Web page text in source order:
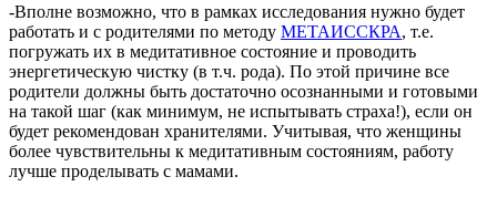
-Вполне возможно, что в рамках исследования нужно будет
работать и с родителями по методу МЕТАИССКРА, т.е.
погружать их в медитативное состояние и проводить
энергетическую чистку (в т.ч. рода). По этой причине все
родители должны быть достаточно осознанными и готовыми
на такой шаг (как минимум, не испытывать страха!), если он
будет рекомендован хранителями. Учитывая, что женщины
более чувствительны к медитативным состояниям, работу
лучше проделывать с мамами.